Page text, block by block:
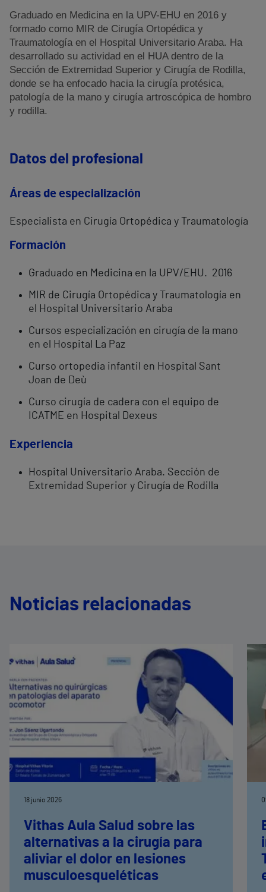
Graduado en Medicina en la UPV-EHU en 2016 y
formado como MIR de Cirugía Ortopédica y
Traumatología en el Hospital Universitario Araba. Ha
desarrollado su actividad en el HUA dentro de la
Sección de Extremidad Superior y Cirugía de Rodilla,
donde se ha enfocado hacia la cirugía protésica,
patología de la mano y cirugía artroscópica de hombro
y rodilla.
Datos del profesional
Áreas de especialización
Especialista en Cirugía Ortopédica y Traumatología
Formación
Graduado en Medicina en la UPV/EHU. 2016
MIR de Cirugía Ortopédica y Traumatología en
el Hospital Universitario Araba
Cursos especialización en cirugía de la mano
en el Hospital La Paz
Curso ortopedia infantil en Hospital Sant
Joan de Deù
Curso cirugía de cadera con el equipo de
ICATME en Hospital Dexeus
Experiencia
Hospital Universitario Araba. Sección de
Extremidad Superior y Cirugía de Rodilla
Noticias relacionadas
18 junio 2026
Vithas Aula Salud sobre las
alternativas a la cirugía para
aliviar el dolor en lesiones
musculoesqueléticas